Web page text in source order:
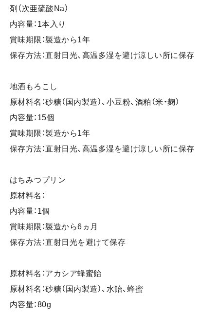
剤（次亜硫酸Na）
内容量：1本入り
賞味期限：製造から1年
保存方法：直射日光、高温多湿を避け涼しい所に保存
地酒もろこし
原材料名：砂糖（国内製造）、小豆粉、酒粕（米・麹）
内容量：15個
賞味期限：製造から1年
保存方法：直射日光、高温多湿を避け涼しい所に保存
はちみつプリン
原材料名：
内容量：1個
賞味期限：製造から6ヵ月
保存方法：直射日光を避けて保存
原材料名：アカシア蜂蜜飴
原材料名：砂糖（国内製造）、水飴、蜂蜜
内容量：80g